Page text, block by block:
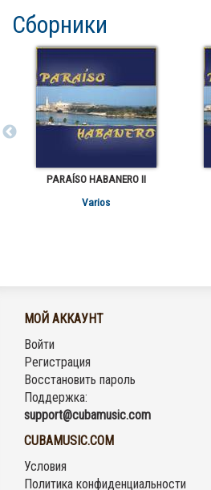
Сборники
PARAÍSO HABANERO II
Varios
МОЙ АККАУНТ
Войти
Регистрация
Восстановить пароль
Поддержка:
support@cubamusic.com
CUBAMUSIC.COM
Условия
Политика конфиденциальности